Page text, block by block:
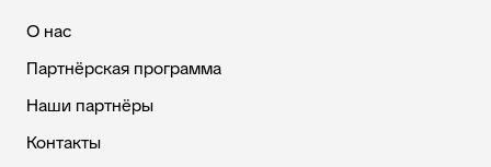
О нас
Партнёрская программа
Наши партнёры
Контакты